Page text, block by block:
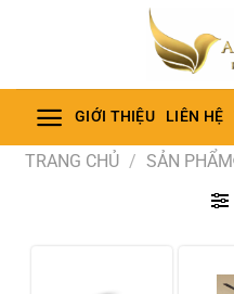
dung
GIỚI THIỆU LIÊN HỆ
TRANG CHỦ / SẢN PHẨM